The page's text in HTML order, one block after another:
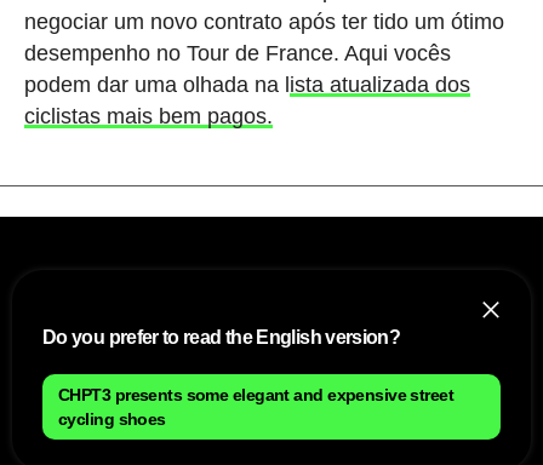
negociar um novo contrato após ter tido um ótimo
desempenho no Tour de France. Aqui vocês
podem dar uma olhada na lista atualizada dos
ciclistas mais bem pagos.
Do you prefer to read the English version?
CHPT3 presents some elegant and expensive street
cycling shoes